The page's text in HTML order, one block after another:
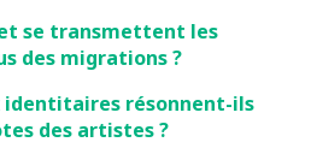
se transmettent les
des migrations ?
identitaires résonnent-ils
des artistes ?